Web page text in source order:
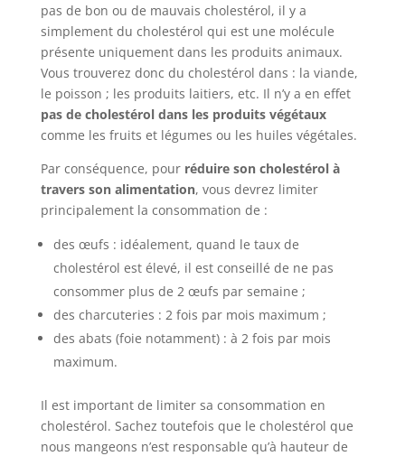
pas de bon ou de mauvais cholestérol, il y a
simplement du cholestérol qui est une molécule
présente uniquement dans les produits animaux.
Vous trouverez donc du cholestérol dans : la viande,
le poisson ; les produits laitiers, etc. Il n’y a en effet
pas de cholestérol dans les produits végétaux
comme les fruits et légumes ou les huiles végétales.
Par conséquence, pourréduire son cholestérol à
travers son alimentation, vous devrez limiter
principalement la consommation de :
des œufs : idéalement, quand le taux de
cholestérol est élevé, il est conseillé de ne pas
consommer plus de 2 œufs par semaine ;
des charcuteries : 2 fois par mois maximum ;
des abats (foie notamment) : à 2 fois par mois
maximum.
Il est important de limiter sa consommation en
cholestérol. Sachez toutefois que le cholestérol que
nous mangeons n’est responsable qu’à hauteur de